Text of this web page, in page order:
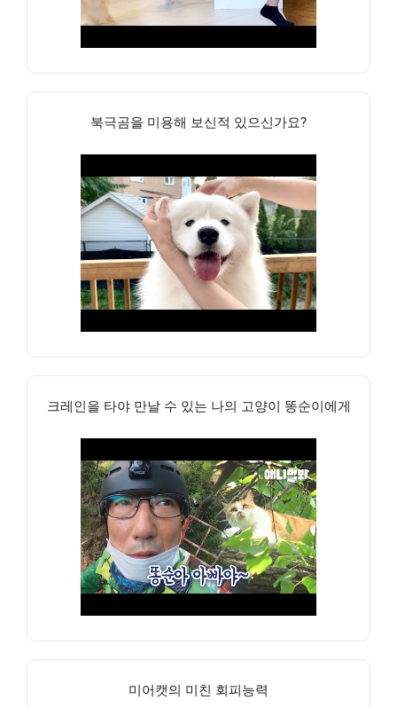
북극곰을 미용해 보신적 있으신가요?
크레인을 타야 만날 수 있는 나의 고양이 똥순이에게
미어캣의 미친 회피능력